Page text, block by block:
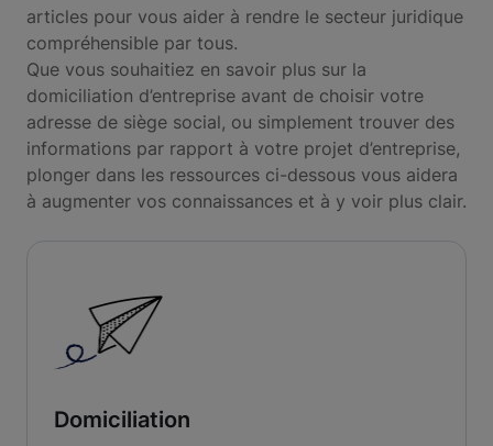
articles pour vous aider à rendre le secteur juridique
compréhensible par tous.
Que vous souhaitiez en savoir plus sur la
domiciliation d’entreprise avant de choisir votre
adresse de siège social, ou simplement trouver des
informations par rapport à votre projet d’entreprise,
plonger dans les ressources ci-dessous vous aidera
à augmenter vos connaissances et à y voir plus clair.
Domiciliation